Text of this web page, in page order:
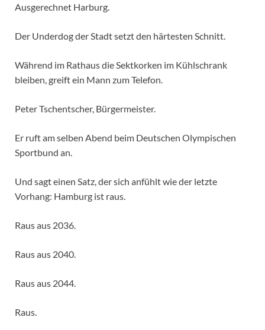
Ausgerechnet Harburg.
Der Underdog der Stadt setzt den härtesten Schnitt.
Während im Rathaus die Sektkorken im Kühlschrank
bleiben, greift ein Mann zum Telefon.
Peter Tschentscher, Bürgermeister.
Er ruft am selben Abend beim Deutschen Olympischen
Sportbund an.
Und sagt einen Satz, der sich anfühlt wie der letzte
Vorhang: Hamburg ist raus.
Raus aus 2036.
Raus aus 2040.
Raus aus 2044.
Raus.